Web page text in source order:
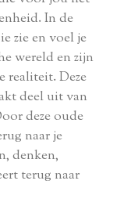
In de
zie en voel je
wereld en zijn
realiteit. Deze
deel uit van
deze oude
naar je
denken,
terug naar